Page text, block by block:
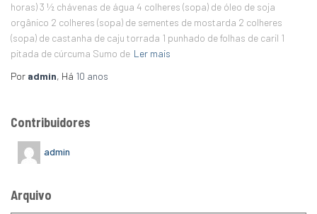
horas) 3 ½ chávenas de água 4 colheres (sopa) de óleo de soja
orgânico 2 colheres (sopa) de sementes de mostarda 2 colheres
(sopa) de castanha de caju torrada 1 punhado de folhas de caril 1
pitada de cúrcuma Sumo de Ler mais
Por admin, Há 10 anos
Contribuidores
admin
Arquivo